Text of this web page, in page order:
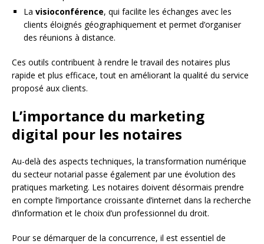
La visioconférence, qui facilite les échanges avec les
clients éloignés géographiquement et permet d’organiser
des réunions à distance.
Ces outils contribuent à rendre le travail des notaires plus
rapide et plus efficace, tout en améliorant la qualité du service
proposé aux clients.
L’importance du marketing
digital pour les notaires
Au-delà des aspects techniques, la transformation numérique
du secteur notarial passe également par une évolution des
pratiques marketing. Les notaires doivent désormais prendre
en compte l’importance croissante d’internet dans la recherche
d’information et le choix d’un professionnel du droit.
Pour se démarquer de la concurrence, il est essentiel de